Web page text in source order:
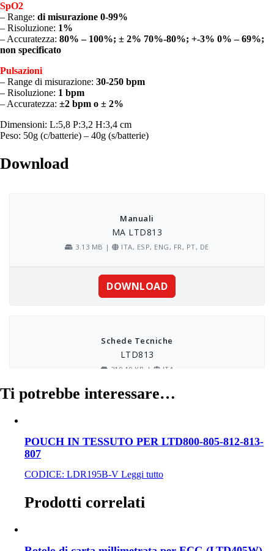
SpO2
– Range: di misurazione 0-99%
– Risoluzione: 1%
– Accuratezza: 80% – 100%; ± 2% 70%-80%; +-3% 0% – 69%;
non specificato
Pulsazioni
– Range di misurazione: 30-250 bpm
– Risoluzione: 1 bpm
– Accuratezza: ±2 bpm o ± 2%
Dimensioni: L:5,8 P:3,2 H:3,4 cm
Peso: 50g (c/batterie) – 40g (s/batterie)
Download
Ti potrebbe interessare…
POUCH IN TESSUTO PER LTD800-805-812-813-
807
CODICE: LDR195B-V Leggi tutto
Prodotti correlati